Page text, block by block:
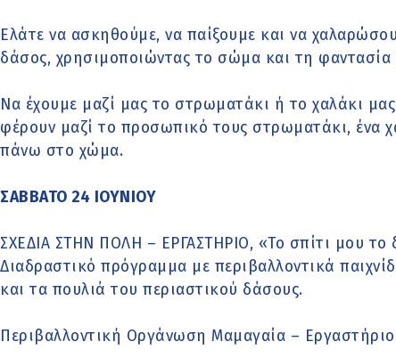
Ελάτε να ασκηθούμε, να παίξουμε και να
δάσος, χρησιμοποιώντας το σώμα και τη φαντασία
Να έχουμε μαζί μας το στρωματάκι ή το χαλάκι
φέρουν μαζί το προσωπικό τους στρωματάκι, ένα
πάνω στο χώμα.
ΣΑΒΒΑΤΟ 24 ΙΟΥΝΙΟΥ
ΣΧΕΔΙΑ ΣΤΗΝ ΠΟΛΗ – ΕΡΓΑΣΤΗΡΙΟ, «Το σπίτι μου το
Διαδραστικό πρόγραμμα με περιβαλλοντικά
και τα πουλιά του περιαστικού δάσους.
Περιβαλλοντική Οργάνωση Μαμαγαία –